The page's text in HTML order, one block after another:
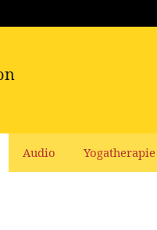
Audio Yogatherapie